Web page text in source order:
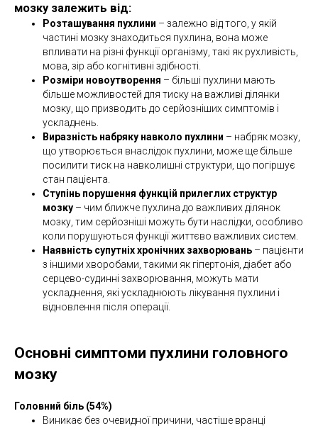
мозку залежить від:
Розташування пухлини – залежно від того, у якій
частині мозку знаходиться пухлина, вона може
впливати на різні функції організму, такі як рухливість,
мова, зір або когнітивні здібності.
Розміри новоутворення – більші пухлини мають
більше можливостей для тиску на важливі ділянки
мозку, що призводить до серйозніших симптомів і
ускладнень.
Виразність набряку навколо пухлини – набряк мозку,
що утворюється внаслідок пухлини, може ще більше
посилити тиск на навколишні структури, що погіршує
стан пацієнта.
Ступінь порушення функцій прилеглих структур
мозку – чим ближче пухлина до важливих ділянок
мозку, тим серйозніші можуть бути наслідки, особливо
коли порушуються функції життєво важливих систем.
Наявність супутніх хронічних захворювань – пацієнти
з іншими хворобами, такими як гіпертонія, діабет або
серцево-судинні захворювання, можуть мати
ускладнення, які ускладнюють лікування пухлини і
відновлення після операції.
Основні симптоми пухлини головного
мозку
Головний біль (54%)
Виникає без очевидної причини, частіше вранці